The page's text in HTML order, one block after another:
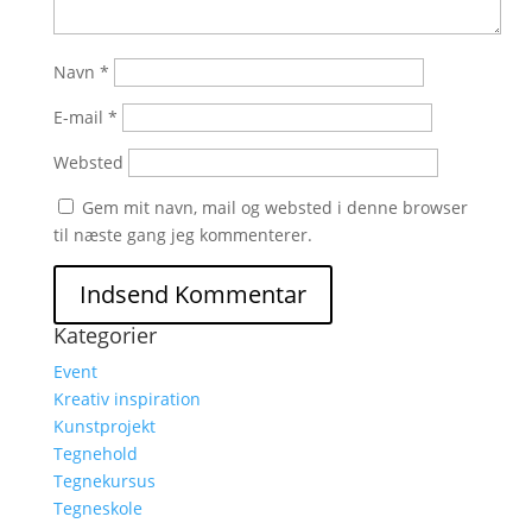
Navn *
E-mail *
Websted
Gem mit navn, mail og websted i denne browser
til næste gang jeg kommenterer.
Kategorier
Event
Kreativ inspiration
Kunstprojekt
Tegnehold
Tegnekursus
Tegneskole